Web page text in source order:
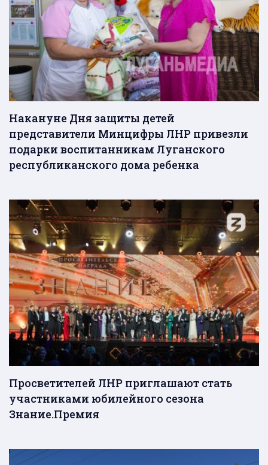
Накануне Дня защиты детей
представители Минцифры ЛНР привезли
подарки воспитанникам Луганского
республиканского дома ребенка
Просветителей ЛНР приглашают стать
участниками юбилейного сезона
Знание.Премия